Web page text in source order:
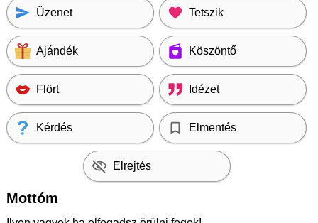
Üzenet Tetszik
Ajándék Köszöntő
Flört Idézet
Kérdés Elmentés
Elrejtés
Mottóm